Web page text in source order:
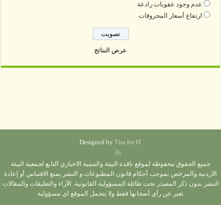
عدم وجود عقوبات رادعة
ارتفاع أسعار المحروقات
عرض النتائج
Designed by Tira for IT
جميع الحقوق محفوظة لموقع نافذة البيئة والتنمية الاخباري التابع لجمعية البيئة
الاردنية والمرخص بموجب أحكام قانون المطبوعات و النشر يمنع الاقتباس أو إعادة
النشر بدون ذكر المصدر تحت طائلة المسؤولية القانونية. الآراء والتعليقات والمقالات
تعبر عن رأي أصحابها فقط ولا يتحمل الموقع اي مسؤولية